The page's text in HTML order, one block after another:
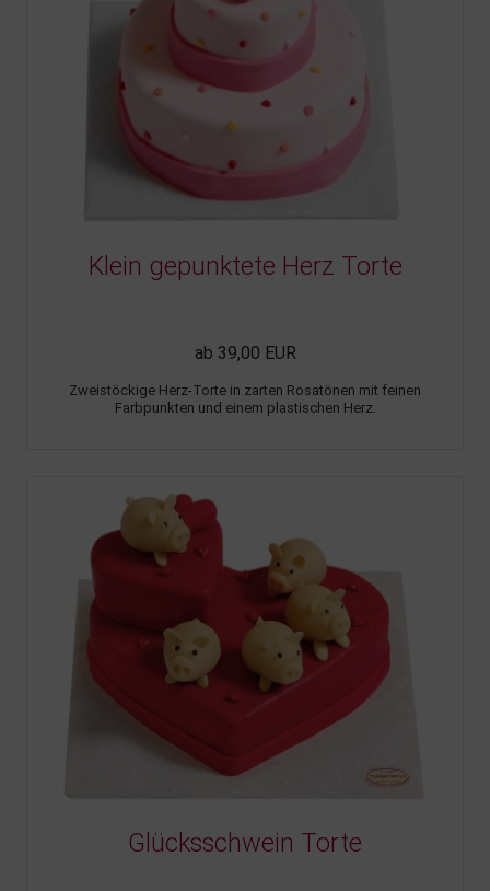
Klein gepunktete Herz Torte
ab 39,00 EUR
Zweistöckige Herz-Torte in zarten Rosatönen mit feinen
Farbpunkten und einem plastischen Herz.
Glücksschwein Torte